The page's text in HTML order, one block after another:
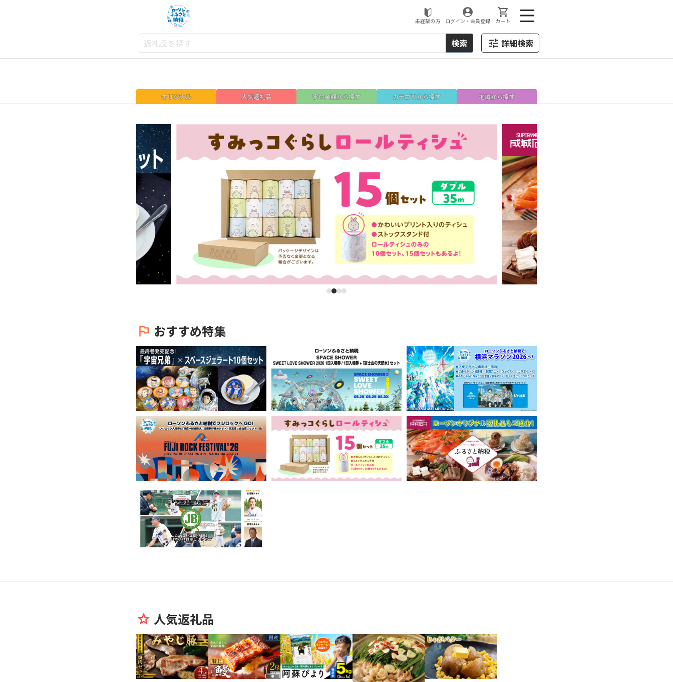
未経験の方 ログイン・会員登録 カート
検索 詳細検索
オリジナル 人気返礼品 寄付金額から探す カテゴリから探す 地域から探す
12 3 4
おすすめ特集
人気返礼品